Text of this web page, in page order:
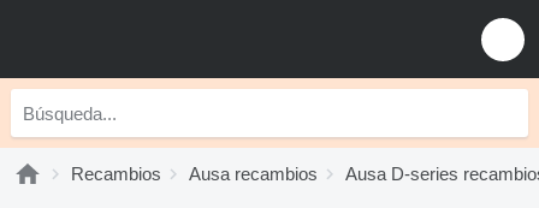
Recambios Ausa recambios Ausa D-series